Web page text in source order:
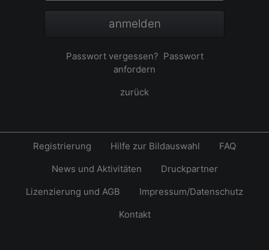
anmelden
Passwort vergessen? Passwort
anfordern
zurück
Registrierung Hilfe zur Bildauswahl
FAQ
News und Aktivitäten
Druckpartner
Lizenzierung und AGB
Impressum/Datenschutz
Kontakt